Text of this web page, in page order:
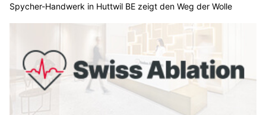
Spycher-Handwerk in Huttwil BE zeigt den Weg der Wolle